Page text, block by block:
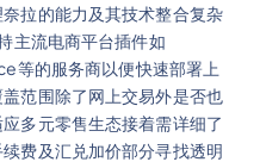
拉的能力及其技术整合复杂
主流电商平台插件如
的服务商以便快速部署上
范围除了网上交易外是否也
多元零售生态接着需详细了
费及汇兑加价部分寻找透明